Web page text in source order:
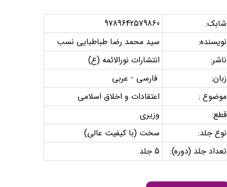
شابک:
9789642579860
نویسنده:
سید محمد رضا طباطبایی نسب
ناشر:
انتشارات نورالائمه (ع)
زبان:
فارسی - عربی
موضوع :
اعتقادات و اخلاق اسلامی
قطع:
وزیری
نوع جلد:
سخت (با کیفیت عالی)
تعداد جلد (دوره):
5 جلد